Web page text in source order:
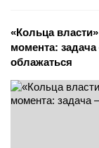
«Кольца
момента:
облажаться